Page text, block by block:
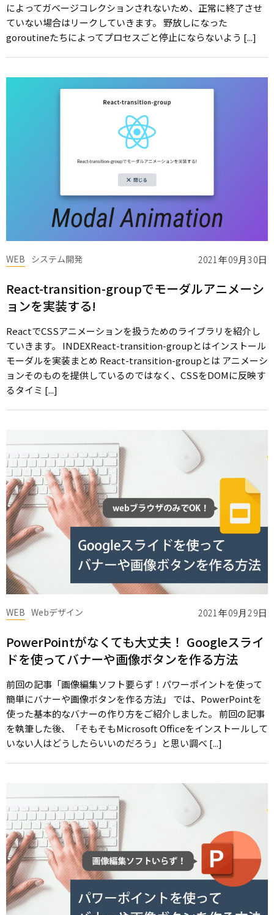
によってガベージコレクションされないため、正常に終了させ
ていない場合はリークしていきます。 野放しになった
goroutineたちによってプロセスごと停止にならないよう [...]
2021年09月30日
WEB システム開発
React-transition-groupでモーダルアニメーシ
ョンを実装する!
ReactでCSSアニメーションを扱うためのライブラリを紹介し
ていきます。 INDEXReact-transition-groupとはインストール
モーダルを実装まとめ React-transition-groupとは アニメーシ
ョンそのものを提供しているのではなく、CSSをDOMに反映す
るタイミ [...]
2021年09月29日
WEB Webデザイン
PowerPointがなくても大丈夫！ Googleスライ
ドを使ってバナーや画像ボタンを作る方法
前回の記事「画像編集ソフト要らず！パワーポイントを使って
簡単にバナーや画像ボタンを作る方法」 では、PowerPointを
使った基本的なバナーの作り方をご紹介しました。 前回の記事
を執筆した後、「そもそもMicrosoft Officeをインストールして
いない人はどうしたらいいのだろう」と思い調べ [...]